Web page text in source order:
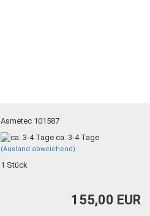
Asmetec 101587
ca. 3-4 Tage
(Ausland abweichend)
1 Stück
155,00 EUR